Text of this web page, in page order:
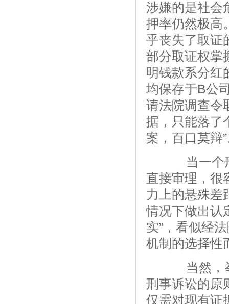
涉嫌的是社会
押率仍然极高
乎丧失了取证
部分取证权掌
明钱款系分红
均保存于B公
请法院调查令
据，只能落了
案，百口莫辩
当一个刑
直接审理，很
力上的悬殊差
情况下做出认
实”，看似经
机制的选择性
当然，举
刑事诉讼的原
仅需对现有证